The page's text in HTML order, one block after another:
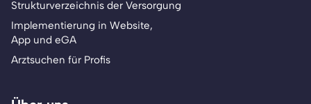
Strukturverzeichnis der Versorgung
Implementierung in Website,
App und eGA
Arztsuchen für Profis